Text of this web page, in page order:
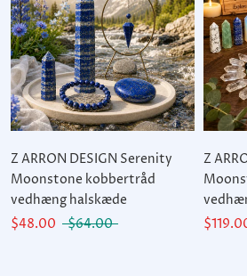
Z ARRON DESIGN Serenity
Moonstone kobbertråd
vedhæng halskæde
$48.00
$64.00
Z